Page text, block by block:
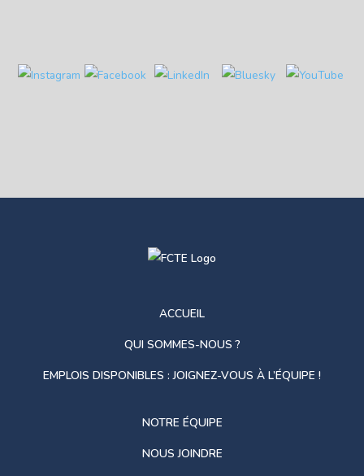
ACCUEIL
QUI SOMMES-NOUS ?
EMPLOIS DISPONIBLES : JOIGNEZ-VOUS À L’ÉQUIPE !
NOTRE ÉQUIPE
NOUS JOINDRE